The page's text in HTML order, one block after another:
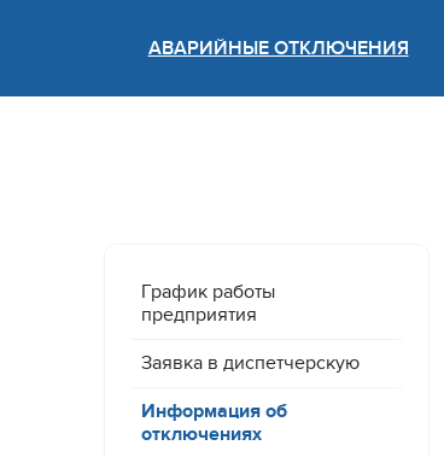
АВАРИЙНЫЕ ОТКЛЮЧЕНИЯ
График работы
предприятия
Заявка в диспетчерскую
Информация об
отключениях